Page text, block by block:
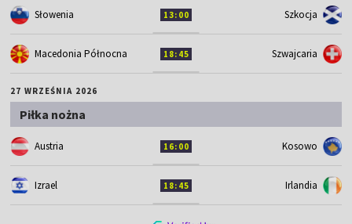
Słowenia 13:00 Szkocja
Macedonia Północna 18:45 Szwajcaria
27 WRZEŚNIA 2026
Piłka nożna
Austria 16:00 Kosowo
Izrael 18:45 Irlandia